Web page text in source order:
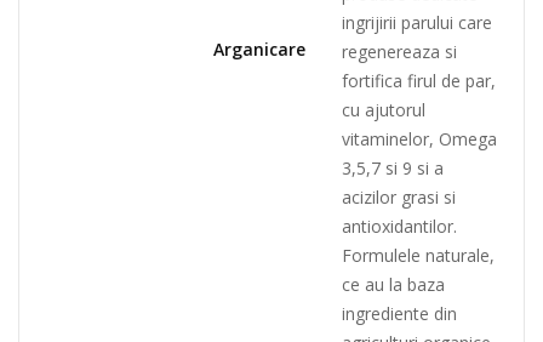
Arganicare
ingrijirii parului care
regenereaza si
fortifica firul de par,
cu ajutorul
vitaminelor, Omega
3,5,7 si 9 si a
acizilor grasi si
antioxidantilor.
Formulele naturale,
ce au la baza
ingrediente din